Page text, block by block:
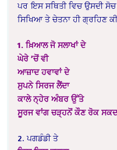
ਪਰ ਇਸ ਸਥਿਤੀ ਵਿਚ ਉਸਦੀ
ਸਿਖਿਆ ਤੇ ਚੇਤਨਾ ਹੀ ਗ੍ਰਹਿਣ
1. ਖ਼ਿਆਲ ਜੋ ਸਲਾਖਾਂ ਦੇ
ਘੇਰੇ ’ਚੋਂ ਵੀ
ਆਜ਼ਾਦ ਹਵਾਵਾਂ ਦੇ
ਸੁਪਨੇ ਸਿਰਜ ਲੈਂਦਾ
ਕਾਲੇ ਨ੍ਹੇਰ ਅੰਬਰ ਉੱਤੇ
ਸੂਰਜ ਵਾਂਗ ਚੜ੍ਹਨੋਂ ਕੌਣ ਰੋਕ
2. ਪਗਡੰਡੀ ਤੇ